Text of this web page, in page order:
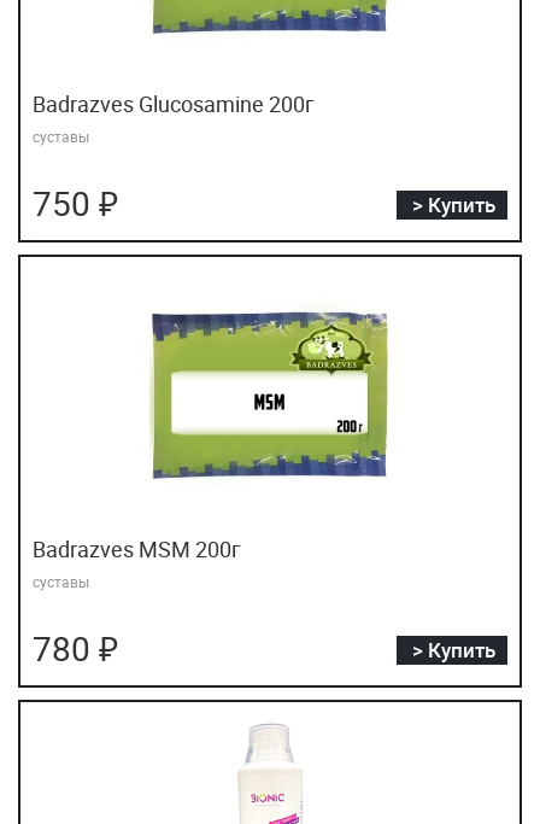
Badrazves Glucosamine 200г
суставы
750 ₽ > Купить
Badrazves MSM 200г
суставы
780 ₽ > Купить